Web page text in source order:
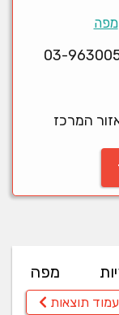
מפה
03-
המרכז
מפה
תוצאות